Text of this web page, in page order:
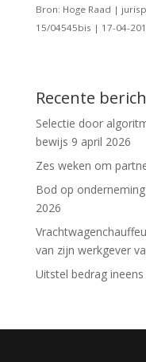
Bron: Hoge Raad |
15/04545bis | 17-04-
Recente
Selectie door
bewijs 9 april 2026
Zes weken om
Bod op
2026
van zijn werkgever
Uitstel bedrag